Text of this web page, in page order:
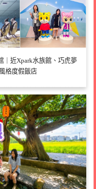
｜近Xpark水族館、巧虎夢
格度假飯店